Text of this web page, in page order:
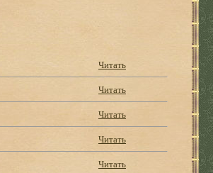
Читать
Читать
Читать
Читать
Читать